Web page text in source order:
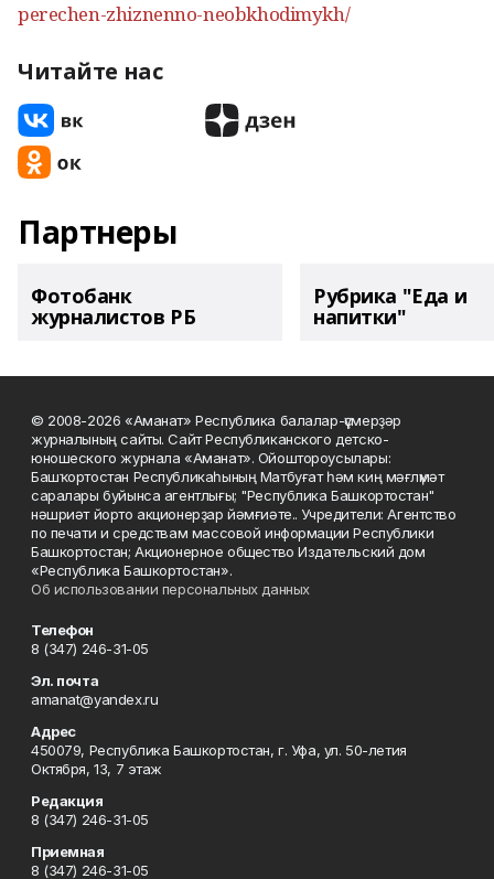
perechen-zhiznenno-neobkhodimykh/
Читайте нас
Партнеры
Фотобанк
журналистов РБ
Рубрика "Еда и
напитки"
© 2008-2026 «Аманат» Республика балалар-үҫмерҙәр
журналының сайты. Сайт Республиканского детско-
юношеского журнала «Аманат». Ойоштороусылары:
Башҡортостан Республикаһының Матбуғат һәм киң мәғлүмәт
саралары буйынса агентлығы; "Республика Башкортостан"
нәшриәт йорто акционерҙар йәмғиәте.. Учредители: Агентство
по печати и средствам массовой информации Республики
Башкортостан; Акционерное общество Издательский дом
«Республика Башкортостан».
Об использовании персональных данных
Телефон
8 (347) 246-31-05
Эл. почта
amanat@yandex.ru
Адрес
450079, Республика Башкортостан, г. Уфа, ул. 50-летия
Октября, 13, 7 этаж
Редакция
8 (347) 246-31-05
Приемная
8 (347) 246-31-05